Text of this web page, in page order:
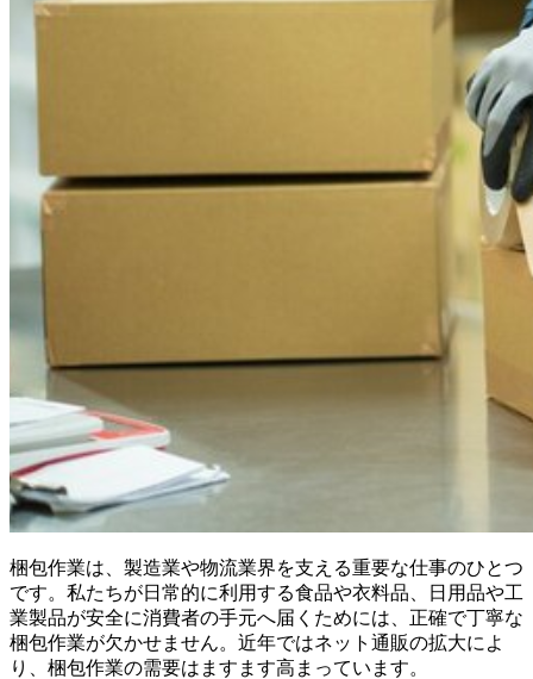
梱包作業は、製造業や物流業界を支える重要な仕事のひとつ
です。私たちが日常的に利用する食品や衣料品、日用品や工
業製品が安全に消費者の手元へ届くためには、正確で丁寧な
梱包作業が欠かせません。近年ではネット通販の拡大によ
り、梱包作業の需要はますます高まっています。